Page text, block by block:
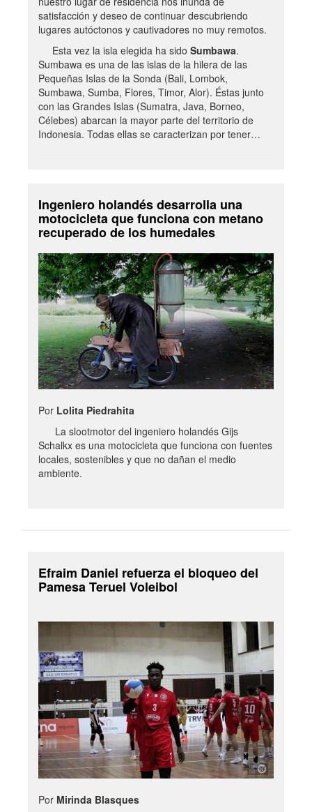
satisfacción y deseo de continuar descubriendo
lugares autóctonos y cautivadores no muy remotos.
Esta vez la isla elegida ha sido Sumbawa.
Sumbawa es una de las islas de la hilera de las
Pequeñas Islas de la Sonda (Bali, Lombok,
Sumbawa, Sumba, Flores, Timor, Alor). Éstas junto
con las Grandes Islas (Sumatra, Java, Borneo,
Célebes) abarcan la mayor parte del territorio de
Indonesia. Todas ellas se caracterizan por tener…
Ingeniero holandés desarrolla una
motocicleta que funciona con metano
recuperado de los humedales
Por Lolita Piedrahita
La slootmotor del ingeniero holandés Gijs
Schalkx es una motocicleta que funciona con fuentes
locales, sostenibles y que no dañan el medio
ambiente.
Efraim Daniel refuerza el bloqueo del
Pamesa Teruel Voleibol
Por Mirinda Blasques